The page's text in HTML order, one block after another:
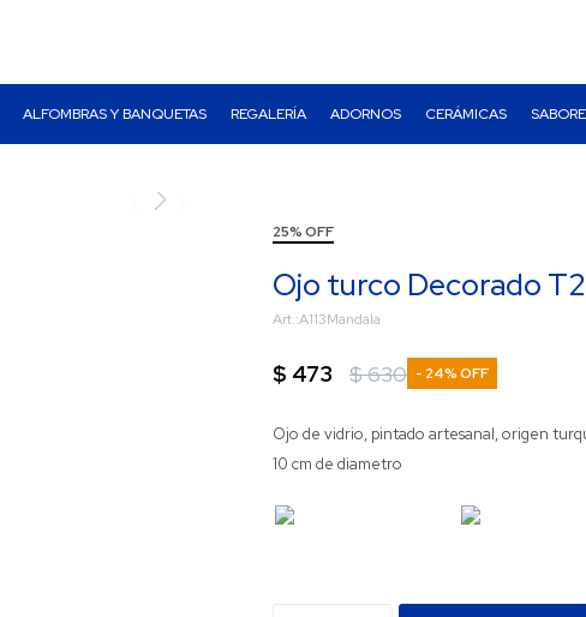
ALFOMBRAS Y BANQUETAS REGALERÍA ADORNOS CERÁMICAS
25% OFF
Ojo turco Decorado
A113Mandala
$ 473 $630 24
Ojo de vidrio, pintado artesanal, origen
10 cm de diametro